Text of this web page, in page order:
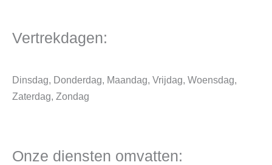
Vertrekdagen:
Dinsdag, Donderdag, Maandag, Vrijdag, Woensdag,
Zaterdag, Zondag
Onze diensten omvatten: